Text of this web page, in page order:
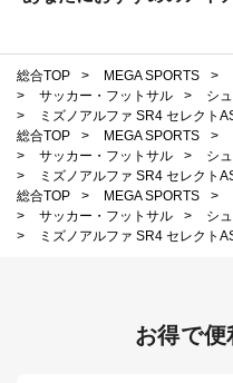
総合TOP > MEGA SPORTS >
>
サッカー・フットサル > シ
>
ミズノアルファ SR4 セレクト
総合TOP
> MEGA SPORTS >
>
サッカー・フットサル > シ
>
ミズノアルファ SR4 セレクト
総合TOP
> MEGA SPORTS >
>
サッカー・フットサル > シ
>
ミズノアルファ SR4 セレクト
お得で便